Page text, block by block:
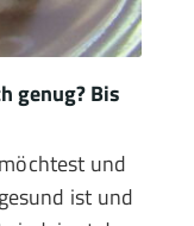
genug? Bis
und
ist und